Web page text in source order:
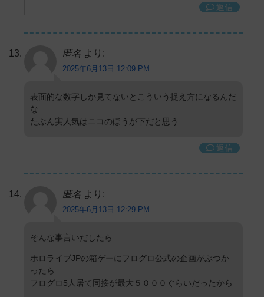
返信
匿名 より:
2025年6月13日 12:09 PM
表面的な数字しか見てないとこういう捉え方になるんだ
な
たぶん実人気はニコのほうが下だと思う
返信
匿名 より:
2025年6月13日 12:29 PM
そんな事言いだしたら
ホロライブJPの箱ゲーにフログロ公式の企画がぶつか
ったら
フログロ5人居て同接が最大５０００ぐらいだったから